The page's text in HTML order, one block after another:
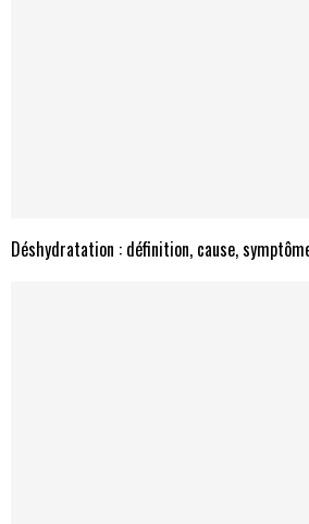
Déshydratation : définition, cause,